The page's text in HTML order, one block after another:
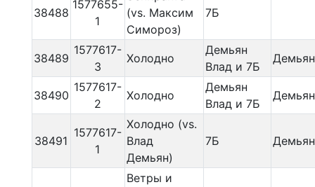
38488
1577655-
1
(vs. Максим
Симороз)
7Б
38489
1577617-
3
Холодно
Демьян
Влад и 7Б
38490
1577617-
2
Холодно
Демьян
Влад и 7Б
38491
1577617-
1
Холодно (vs.
Влад
Демьян)
7Б
Ветры и